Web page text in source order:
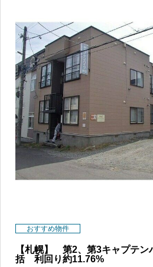
おすすめ物件
【札幌】 第2、第3キャプテ
括 利回り約11.76%